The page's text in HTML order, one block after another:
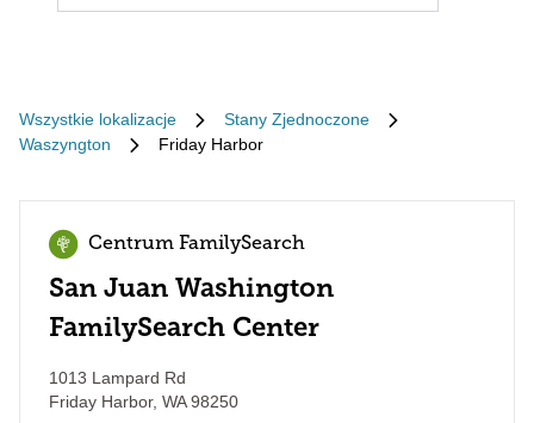
Wszystkie lokalizacje
Stany Zjednoczone
Waszyngton
Friday Harbor
Centrum FamilySearch
San Juan Washington
FamilySearch Center
1013 Lampard Rd
Friday Harbor, WA98250